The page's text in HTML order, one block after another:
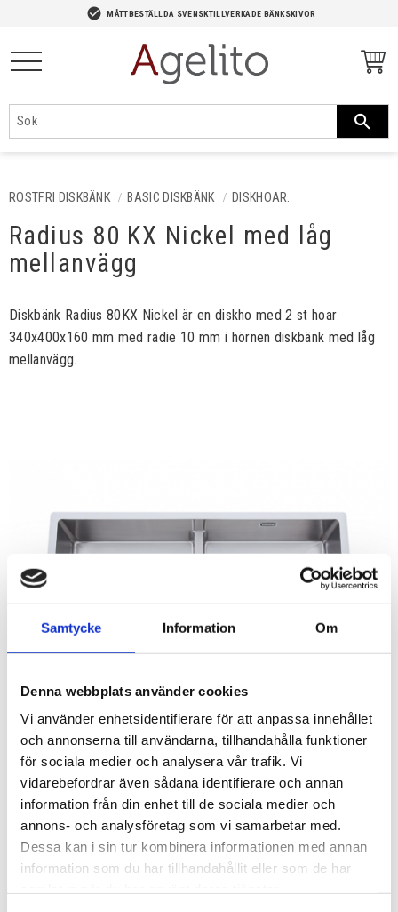
Samtycke Information Om
Denna webbplats använder cookies
Vi använder enhetsidentifierare för att anpassa innehållet
och annonserna till användarna, tillhandahålla funktioner
för sociala medier och analysera vår trafik. Vi
vidarebefordrar även sådana identifierare och annan
information från din enhet till de sociala medier och
annons- och analysföretag som vi samarbetar med.
Dessa kan i sin tur kombinera informationen med annan
information som du har tillhandahållit eller som de har
check_circle MÅTTBESTÄLLDA SVENSKTILLVERKADE BÄNKSKIVOR
ROSTFRI DISKBÄNK BASIC DISKBÄNK DISKHOAR.
Radius 80 KX Nickel med låg
mellanvägg
Diskbänk Radius 80KX Nickel är en diskho med 2 st hoar
340x400x160 mm med radie 10 mm i hörnen diskbänk med låg
mellanvägg.